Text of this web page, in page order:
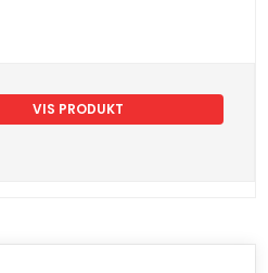
VIS PRODUKT